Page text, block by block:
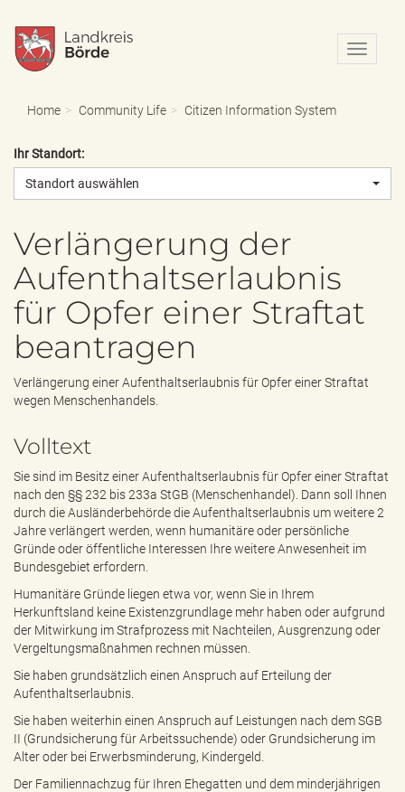
N
a
o
/
a
b
n
Home Community Life Citizen Information System
Ihr Standort:
Standort auswählen
Verlängerung der
Aufenthaltserlaubnis
für Opfer einer Straftat
beantragen
Verlängerung einer Aufenthaltserlaubnis für Opfer einer Straftat
wegen Menschenhandels.
Volltext
Sie sind im Besitz einer Aufenthaltserlaubnis für Opfer einer Straftat
nach den §§ 232 bis 233a StGB (Menschenhandel). Dann soll Ihnen
durch die Ausländerbehörde die Aufenthaltserlaubnis um weitere 2
Jahre verlängert werden, wenn humanitäre oder persönliche
Gründe oder öffentliche Interessen Ihre weitere Anwesenheit im
Bundesgebiet erfordern.
Humanitäre Gründe liegen etwa vor, wenn Sie in Ihrem
Herkunftsland keine Existenzgrundlage mehr haben oder aufgrund
der Mitwirkung im Strafprozess mit Nachteilen, Ausgrenzung oder
Vergeltungsmaßnahmen rechnen müssen.
Sie haben grundsätzlich einen Anspruch auf Erteilung der
Aufenthaltserlaubnis.
Sie haben weiterhin einen Anspruch auf Leistungen nach dem SGB
II (Grundsicherung für Arbeitssuchende) oder Grundsicherung im
Alter oder bei Erwerbsminderung, Kindergeld.
Der Familiennachzug für Ihren Ehegatten und dem minderjährigen